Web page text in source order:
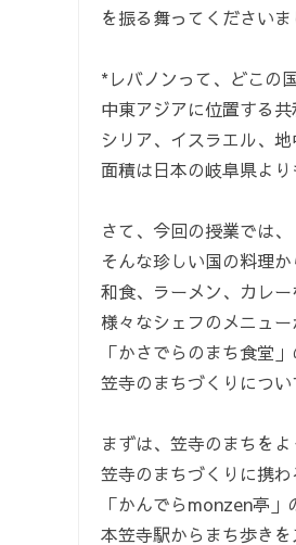
を振る舞ってくださいま
*レバノンって、どこの
中東アジアに位置する共
シリア、イスラエル、地
面積は日本の岐阜県より
さて、今回の授業では、
そんな珍しい国の料理か
和食、ラーメン、カレー
様々なシェフのメニュー
「かさでらのまち食堂
笠寺のまちづくりについ
まずは、笠寺のまちを
笠寺のまちづくりに携わ
「かんでらmonzen亭
本笠寺駅からまち歩きを